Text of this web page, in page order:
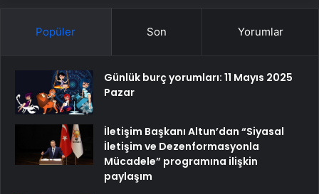
Popüler Son Yorumlar
Günlük burç yorumları: 11 Mayıs 2025
Pazar
İletişim Başkanı Altun’dan “Siyasal
İletişim ve Dezenformasyonla
Mücadele” programına ilişkin
paylaşım